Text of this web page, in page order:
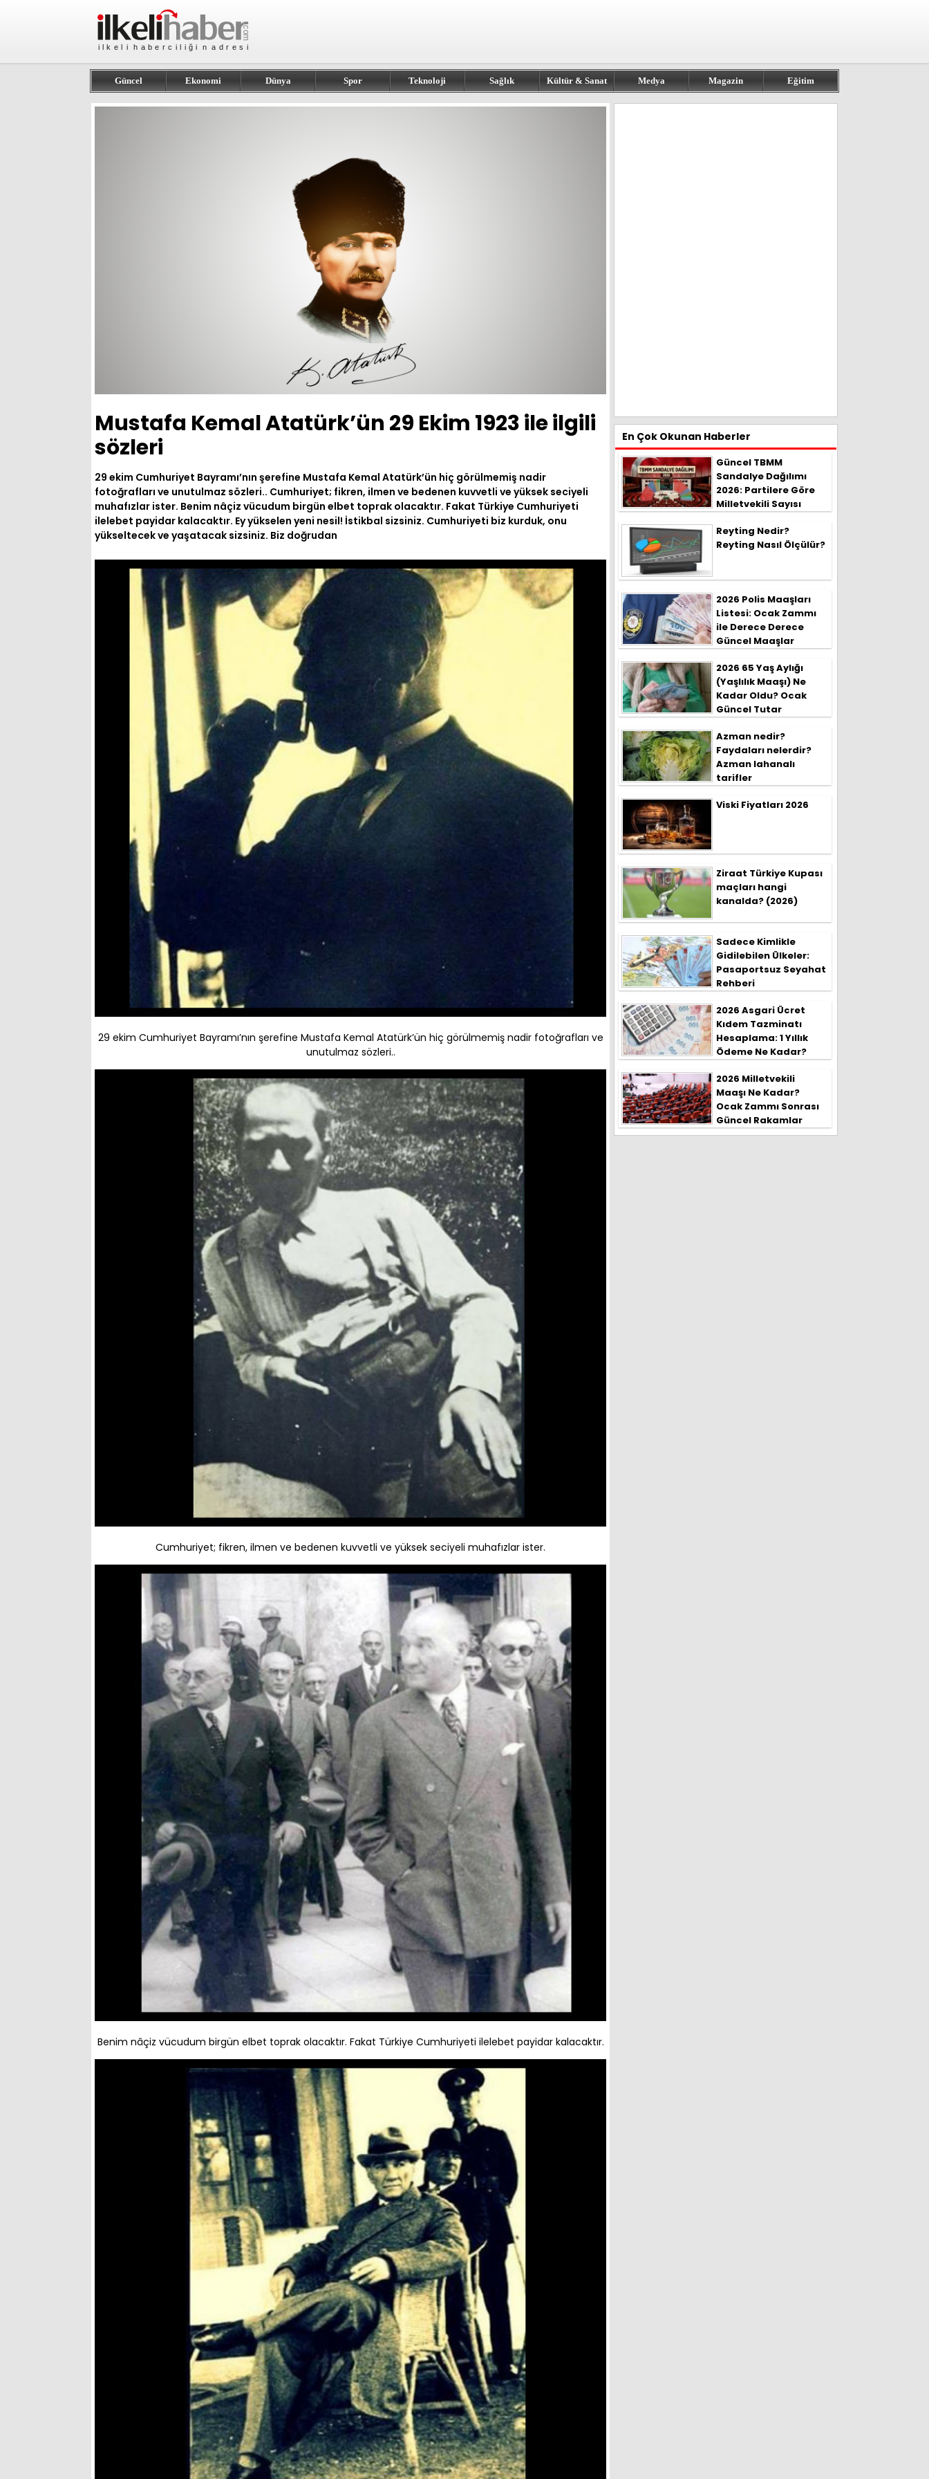
Güncel Ekonomi Dünya Spor Teknoloji Sağlık Kültür & Sanat Medya Magazin Eğitim
Mustafa Kemal Atatürk’ün 29 Ekim 1923 ile ilgili
sözleri
29 ekim Cumhuriyet Bayramı’nın şerefine Mustafa Kemal Atatürk’ün hiç görülmemiş nadir
fotoğrafları ve unutulmaz sözleri.. Cumhuriyet; fikren, ilmen ve bedenen kuvvetli ve yüksek seciyeli
muhafızlar ister. Benim nâçiz vücudum birgün elbet toprak olacaktır. Fakat Türkiye Cumhuriyeti
ilelebet payidar kalacaktır. Ey yükselen yeni nesil! İstikbal sizsiniz. Cumhuriyeti biz kurduk, onu
yükseltecek ve yaşatacak sizsiniz. Biz doğrudan
29 ekim Cumhuriyet Bayramı’nın şerefine Mustafa Kemal Atatürk’ün hiç görülmemiş nadir fotoğrafları ve
unutulmaz sözleri..
Cumhuriyet; fikren, ilmen ve bedenen kuvvetli ve yüksek seciyeli muhafızlar ister.
Benim nâçiz vücudum birgün elbet toprak olacaktır. Fakat Türkiye Cumhuriyeti ilelebet payidar kalacaktır.
En Çok Okunan Haberler
Güncel TBMM
Sandalye Dağılımı
2026: Partilere Göre
Milletvekili Sayısı
Reyting Nedir?
Reyting Nasıl Ölçülür?
2026 Polis Maaşları
Listesi: Ocak Zammı
ile Derece Derece
Güncel Maaşlar
2026 65 Yaş Aylığı
(Yaşlılık Maaşı) Ne
Kadar Oldu? Ocak
Güncel Tutar
Azman nedir?
Faydaları nelerdir?
Azman lahanalı
tarifler
Viski Fiyatları 2026
Ziraat Türkiye Kupası
maçları hangi
kanalda? (2026)
Sadece Kimlikle
Gidilebilen Ülkeler:
Pasaportsuz Seyahat
Rehberi
2026 Asgari Ücret
Kıdem Tazminatı
Hesaplama: 1 Yıllık
Ödeme Ne Kadar?
2026 Milletvekili
Maaşı Ne Kadar?
Ocak Zammı Sonrası
Güncel Rakamlar